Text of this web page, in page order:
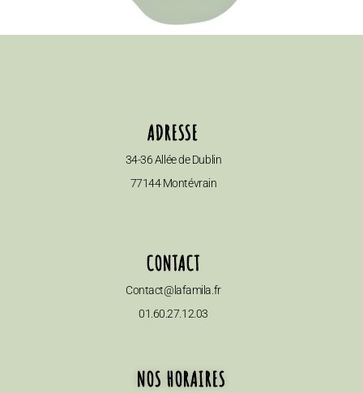
ADRESSE
34-36 Allée de Dublin
77144 Montévrain
CONTACT
Contact@lafamila.fr
01.60.27.12.03
NOS HORAIRES